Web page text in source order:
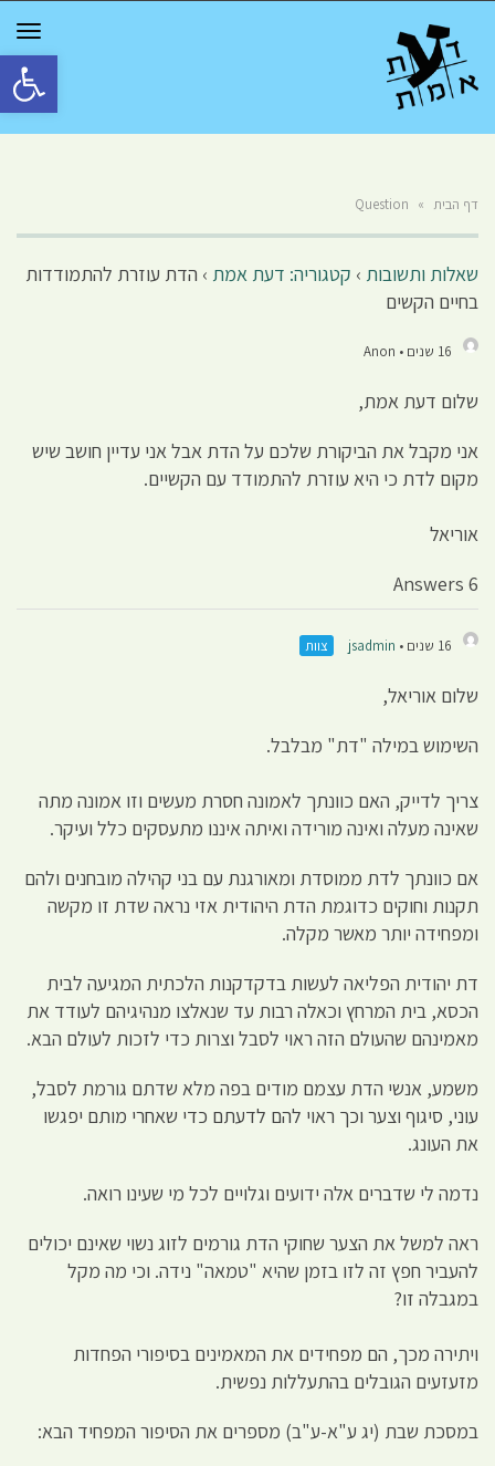
פתח
דף הבית »
Question
שאלות ותשובות › קטגוריה: דעת אמת › הדת עוזרת להתמודדות
בחיים הקשים
16 שנים • Anon
שלום דעת אמת,
אני מקבל את הביקורת שלכם על הדת אבל אני עדיין חושב שיש
מקום לדת כי היא עוזרת להתמודד עם הקשיים.
אוריאל
6 Answers
16 שנים • jsadmin צוות
שלום אוריאל,
השימוש במילה "דת" מבלבל.
צריך לדייק, האם כוונתך לאמונה חסרת מעשים וזו אמונה מתה
שאינה מעלה ואינה מורידה ואיתה איננו מתעסקים כלל ועיקר.
אם כוונתך לדת ממוסדת ומאורגנת עם בני קהילה מובחנים ולהם
תקנות וחוקים כדוגמת הדת היהודית אזי נראה שדת זו מקשה
ומפחידה יותר מאשר מקלה.
דת יהודית הפליאה לעשות בדקדקנות הלכתית המגיעה לבית
הכסא, בית המרחץ וכאלה רבות עד שנאלצו מנהיגיהם לעודד את
מאמינהם שהעולם הזה ראוי לסבל וצרות כדי לזכות לעולם הבא.
משמע, אנשי הדת עצמם מודים בפה מלא שדתם גורמת לסבל,
עוני, סיגוף וצער וכך ראוי להם לדעתם כדי שאחרי מותם יפגשו
את העונג.
נדמה לי שדברים אלה ידועים וגלויים לכל מי שעינו רואה.
ראה למשל את הצער שחוקי הדת גורמים לזוג נשוי שאינם יכולים
להעביר חפץ זה לזו בזמן שהיא "טמאה" נידה. וכי מה מקל
במגבלה זו?
ויתירה מכך, הם מפחידים את המאמינים בסיפורי הפחדות
מזעזעים הגובלים בהתעללות נפשית.
במסכת שבת (יג ע"א-ע"ב) מספרים את הסיפור המפחיד הבא: